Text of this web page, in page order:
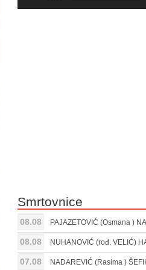
Smrtovnice
08.08 PAJAZETOVIĆ (Osmana )
08.08 NUHANOVIĆ (rođ. VELIĆ)
07.08 NADAREVIĆ (Rasima )